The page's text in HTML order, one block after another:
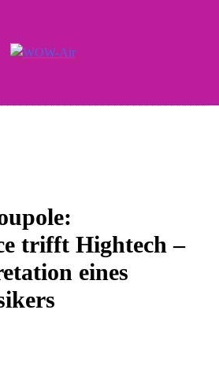
trifft Hightech –
eines